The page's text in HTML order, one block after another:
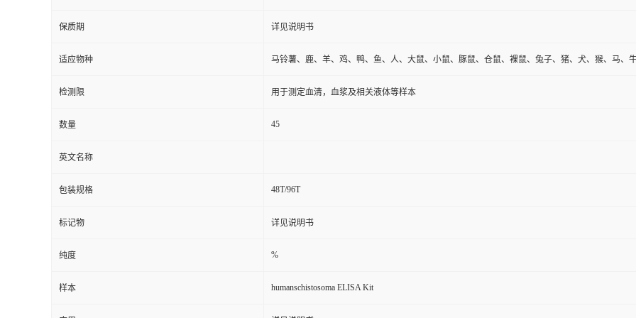
保质期 详见说明书
适应物种 马铃薯、鹿、羊、鸡、鸭、鱼、人、大鼠、小鼠、豚鼠、仓鼠、裸鼠、兔子、猪、犬、猴、马、
检测限 用于测定血清，血浆及相关液体等样本
数量 45
英文名称
包装规格 48T/96T
标记物 详见说明书
纯度 %
样本 humanschistosoma ELISA Kit